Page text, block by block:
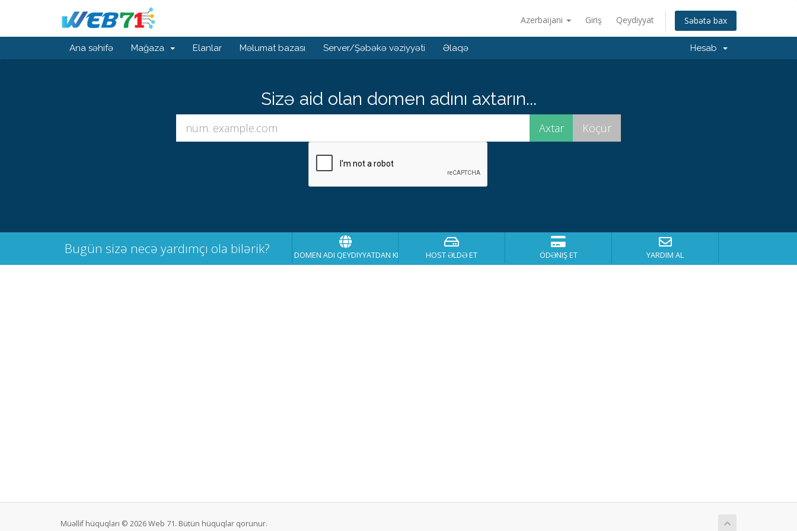
Azerbaijani Giriş Qeydiyyat Səbətə bax
Ana səhifə Mağaza Elanlar Məlumat bazası Server/Şəbəkə vəziyyəti Əlaqə Hesab
Sizə aid olan domen adını axtarın...
Bugün sizə necə yardımçı ola bilərik? DOMEN ADI QEYDIYYATDAN KEÇIRT HOST ƏLDƏ ET ÖDƏNIŞ ET YARDIM AL
Müəllif hüquqları © 2026 Web 71. Bütün hüquqlar qorunur.